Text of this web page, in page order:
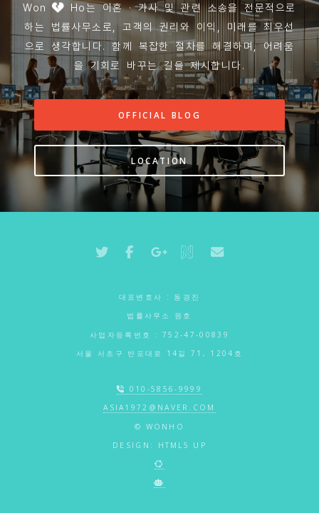
Won
Ho는 이혼 · 가사 및 관련 소송을 전문적으로
하는 법률사무소로, 고객의 권리와 이익, 미래를 최우선
으로 생각합니다. 함께 복잡한 절차를 해결하며, 어려움
을 기회로 바꾸는 길을 제시합니다.
OFFICIAL BLOG
LOCATION
대표변호사 : 동경진
법률사무소 원호
사업자등록번호 : 752-47-00839
서울 서초구 반포대로 14길 71, 1204호
010-5856-9999
ASIA1972@NAVER.COM
© WONHO
DESIGN:
HTML5 UP